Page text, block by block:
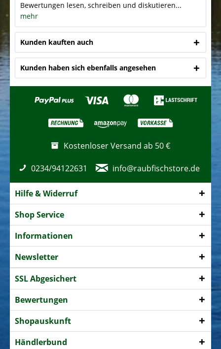
Bewertungen lesen, schreiben und diskutieren...
mehr
Kunden kauften auch
Kunden haben sich ebenfalls angesehen
Kostenloser Versand ab 50 €
0234/94122631 info@raubfischstore.de
Hilfe & Widerruf
Shop Service
Informationen
Newsletter
SSL Abgesichert
Bewertungen
Shopauskunft
Händlerbund